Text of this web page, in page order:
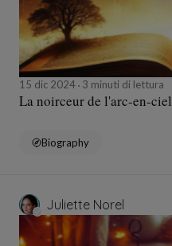
15 dic 2024 3 minuti di lettura
La noirceur de l'arc-en-ciel
Biography
Juliette Norel